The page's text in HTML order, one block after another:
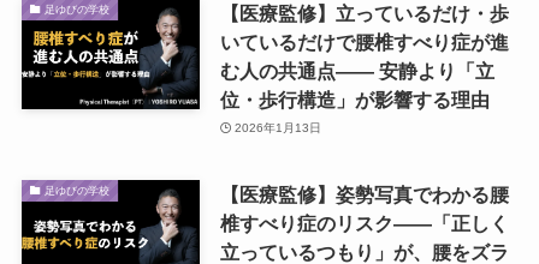
足ゆびの学校
【医療監修】立っているだけ・歩
いているだけで腰椎すべり症が進
む人の共通点―― 安静より「立
位・歩行構造」が影響する理由
2026年1月13日
足ゆびの学校
【医療監修】姿勢写真でわかる腰
椎すべり症のリスク――「正しく
立っているつもり」が、腰をズラ